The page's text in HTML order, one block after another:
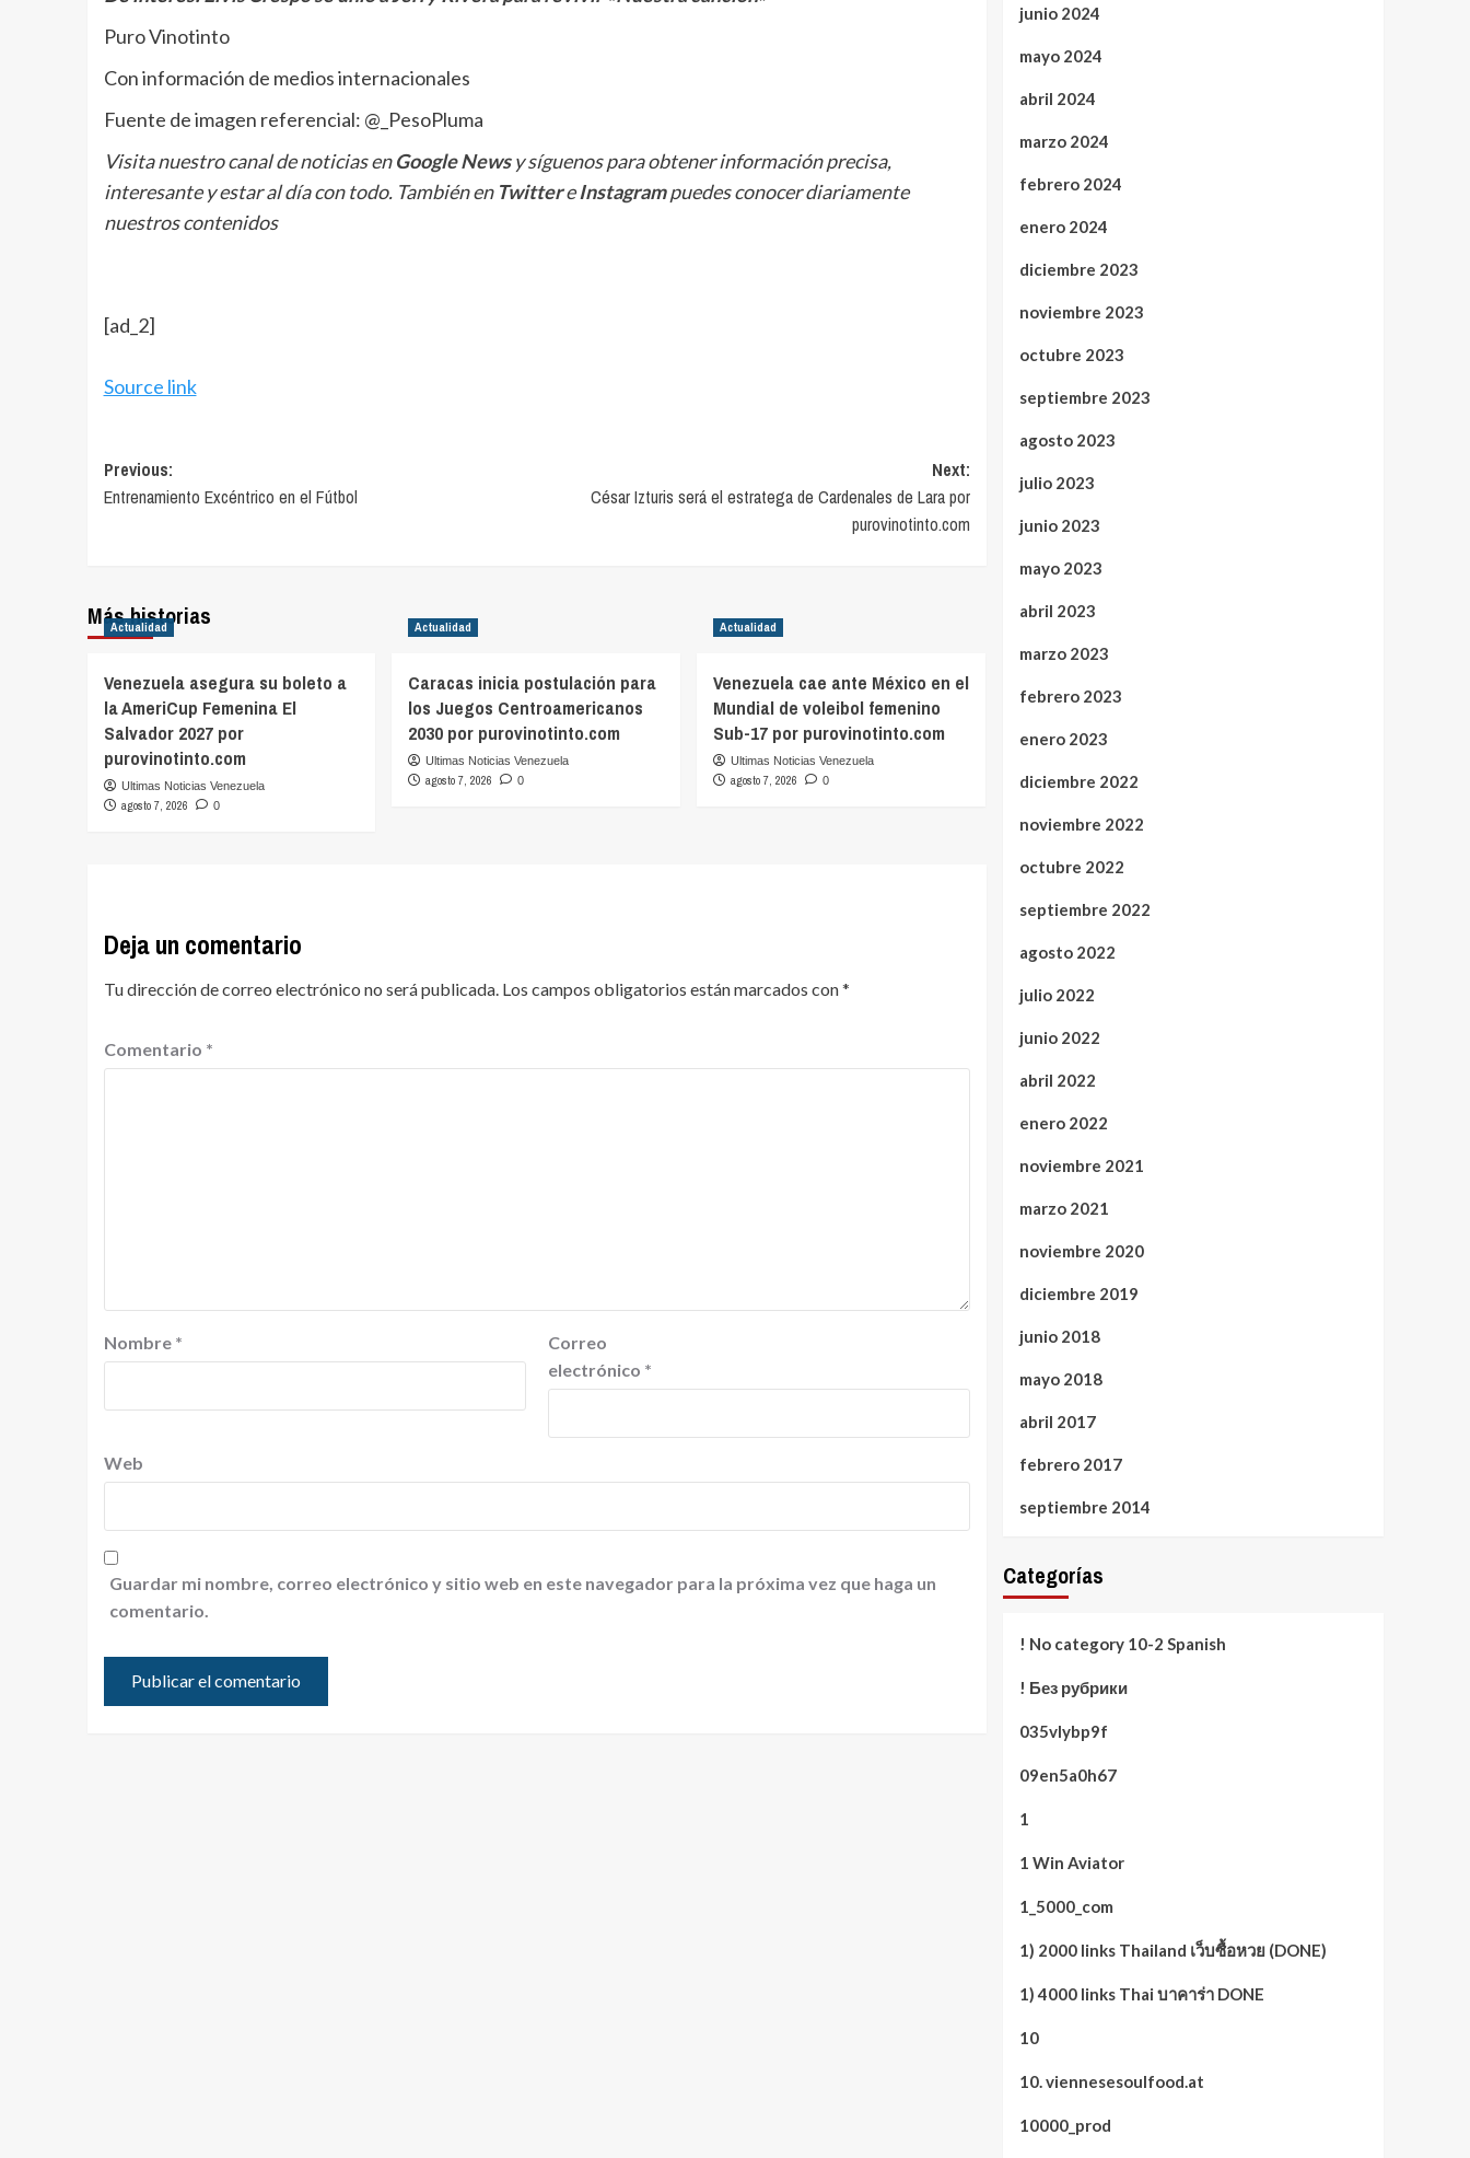
Puro Vinotinto
Con información de medios internacionales
Fuente de imagen referencial: @_PesoPluma
Visita nuestro canal de noticias enGoogle Newsy síguenos para obtener información precisa,
interesante y estar al día con todo. También en TwittereInstagrampuedes conocer diariamente
nuestros contenidos
[ad_2]
Source link
Post
navigation
Previous:
Entrenamiento Excéntrico en el Fútbol
Next:
César Izturis será el estratega de Cardenales de Lara por
purovinotinto.com
Más historias
Actualidad
Venezuela asegura su boleto a
la AmeriCup Femenina El
Salvador 2027 por
purovinotinto.com
Ultimas Noticias Venezuela
agosto 7, 2026 0
Actualidad
Caracas inicia postulación para
los Juegos Centroamericanos
2030 por purovinotinto.com
Ultimas Noticias Venezuela
agosto 7, 2026 0
Actualidad
Venezuela cae ante México en el
Mundial de voleibol femenino
Sub-17 por purovinotinto.com
Ultimas Noticias Venezuela
agosto 7, 2026 0
Deja un comentario
Tu dirección de correo electrónico no será publicada. Los campos obligatorios están marcados con*
Comentario *
Nombre *
Correo
electrónico *
Web
Guardar mi nombre, correo electrónico y sitio web en este navegador para la próxima vez que haga un
comentario.
junio 2024
mayo 2024
abril 2024
marzo 2024
febrero 2024
enero 2024
diciembre 2023
noviembre 2023
octubre 2023
septiembre 2023
agosto 2023
julio 2023
junio 2023
mayo 2023
abril 2023
marzo 2023
febrero 2023
enero 2023
diciembre 2022
noviembre 2022
octubre 2022
septiembre 2022
agosto 2022
julio 2022
junio 2022
abril 2022
enero 2022
noviembre 2021
marzo 2021
noviembre 2020
diciembre 2019
junio 2018
mayo 2018
abril 2017
febrero 2017
septiembre 2014
Categorías
! No category 10-2 Spanish
! Без рубрики
035vlybp9f
09en5a0h67
1
1 Win Aviator
1_5000_com
1) 2000 links Thailand เว็บซื้อหวย (DONE)
1) 4000 links Thai บาคาร่า DONE
10
10. viennesesoulfood.at
10000_prod